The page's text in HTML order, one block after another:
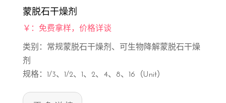
蒙脱石干燥剂
￥：免费拿样，价格详谈
类别：常规蒙脱石干燥剂、可生物降解蒙脱石干燥
剂
规格：1/3、1/2、1、2、4、8、16（Unit）